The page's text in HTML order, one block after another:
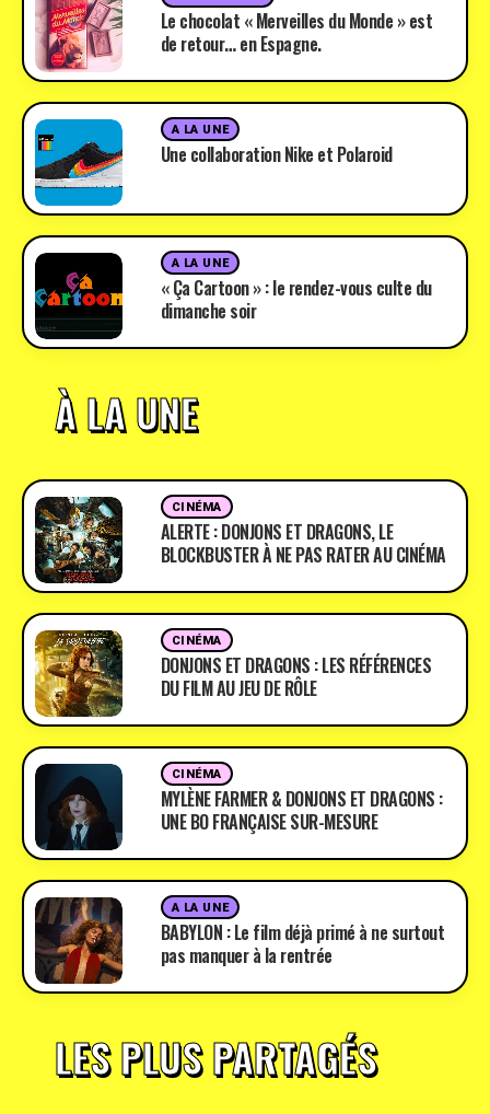
Le chocolat « Merveilles du Monde » est
de retour… en Espagne.
A LA UNE
Une collaboration Nike et Polaroid
A LA UNE
« Ça Cartoon » : le rendez-vous culte du
dimanche soir
À LA UNE
CINÉMA
ALERTE : DONJONS ET DRAGONS, LE
BLOCKBUSTER À NE PAS RATER AU CINÉMA
CINÉMA
DONJONS ET DRAGONS : LES RÉFÉRENCES
DU FILM AU JEU DE RÔLE
CINÉMA
MYLÈNE FARMER & DONJONS ET DRAGONS :
UNE BO FRANÇAISE SUR-MESURE
A LA UNE
BABYLON : Le film déjà primé à ne surtout
pas manquer à la rentrée
LES PLUS PARTAGÉS